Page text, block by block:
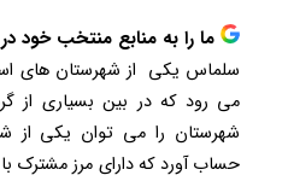
ما را به منابع منتخب خود
سلماس یکی از شهرستان های
می رود که در بین بسیاری از
شهرستان را می توان یکی از
حساب آورد که دارای مرز مشترک